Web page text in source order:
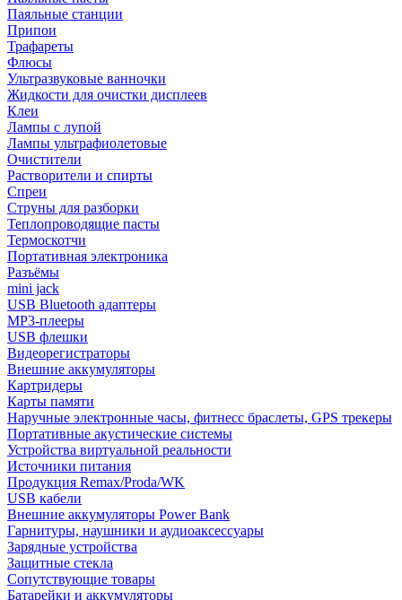
Паяльные станции
Припои
Трафареты
Флюсы
Ультразвуковые ванночки
Жидкости для очистки дисплеев
Клеи
Лампы с лупой
Лампы ультрафиолетовые
Очистители
Растворители и спирты
Спреи
Струны для разборки
Теплопроводящие пасты
Термоскотчи
Портативная электроника
Разъёмы
mini jack
USB Bluetooth адаптеры
MP3-плееры
USB флешки
Видеорегистраторы
Внешние аккумуляторы
Картридеры
Карты памяти
Наручные электронные часы, фитнесс браслеты, GPS трекеры
Портативные акустические системы
Устройства виртуальной реальности
Источники питания
Продукция Remax/Proda/WK
USB кабели
Внешние аккумуляторы Power Bank
Гарнитуры, наушники и аудиоаксессуары
Зарядные устройства
Защитные стекла
Сопутствующие товары
Батарейки и аккумуляторы